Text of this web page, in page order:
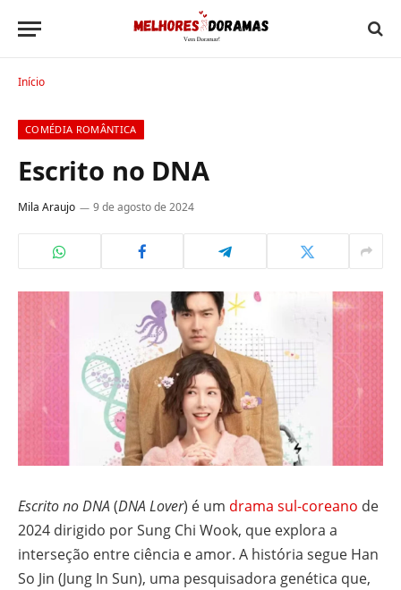
Início
COMÉDIA ROMÂNTICA
Escrito no DNA
Mila Araujo 9 de agosto de 2024
Escrito no DNA (DNA Lover) é um drama sul-coreano de
2024 dirigido por Sung Chi Wook, que explora a
interseção entre ciência e amor. A história segue Han
So Jin (Jung In Sun), uma pesquisadora genética que,